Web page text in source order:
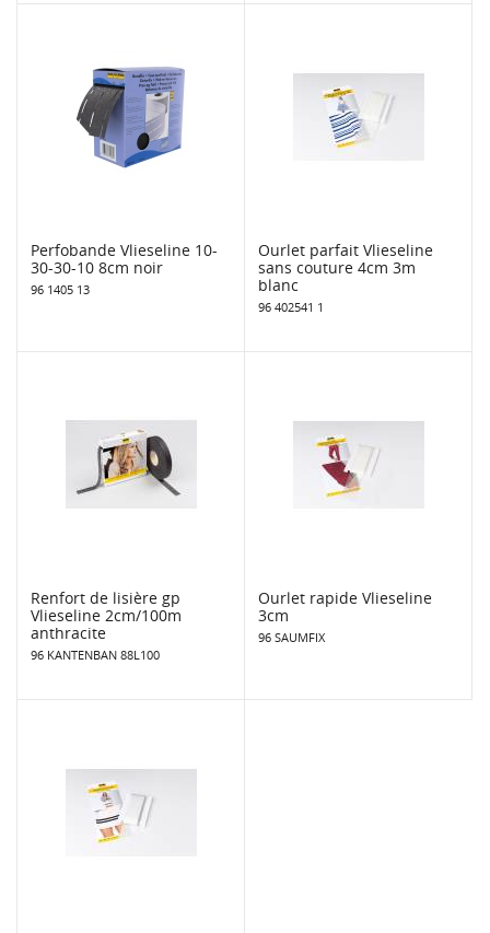
Perfobande Vlieseline 10-
30-30-10 8cm noir
96 1405 13
Ourlet parfait Vlieseline
sans couture 4cm 3m
blanc
96 402541 1
Renfort de lisière gp
Vlieseline 2cm/100m
anthracite
96 KANTENBAN 88L100
Ourlet rapide Vlieseline
3cm
96 SAUMFIX